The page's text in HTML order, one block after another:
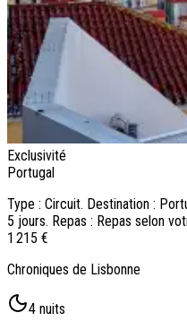
Exclusivité
Portugal
Type : Circuit. Destination :
5 jours. Repas : Repas selon
1 215 €
Chroniques de Lisbonne
4 nuits